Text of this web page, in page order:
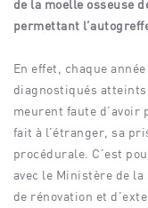
de la moelle osseuse
permettant
En effet, chaque
diagnostiqués atteints
meurent faute d’avoir
fait à l’étranger, sa
procédurale. C’est
avec le Ministère de la
de rénovation et